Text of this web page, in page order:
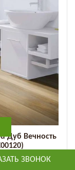
Дуб Вечность
ЗВОНОК